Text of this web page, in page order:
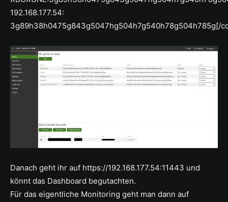
192.168.177.54:
3g89h38h0475g843g5047hg504h7g540h78g504h785g[/
Danach geht ihr auf https://192.168.177.54:11443 und
könnt das Dashboard begutachten.
Für das eigentliche Monitoring geht man dann auf